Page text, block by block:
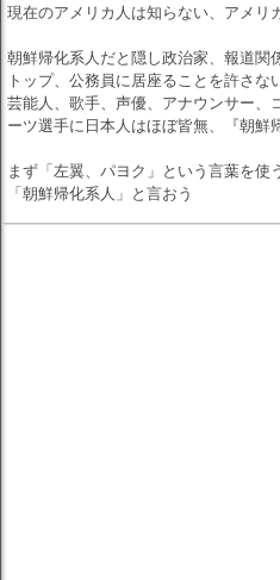
現在のアメリカ人は知らない、アメリ
朝鮮帰化系人だと隠し政治家、報道関
トップ、公務員に居座ることを許さな
芸能人、歌手、声優、アナウンサー、
ーツ選手に日本人はほぼ皆無、『朝鮮
まず「左翼、パヨク」という言葉を
「朝鮮帰化系人」と言おう